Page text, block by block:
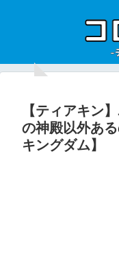
【ティアキン
の神殿以外あ
キングダム】